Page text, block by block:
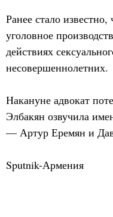
Ранее стало
уголовное
действиях
несовершеннолетних.
Накануне адвокат
Элбакян озвучила
— Артур Еремян и
Sputnik-Армения